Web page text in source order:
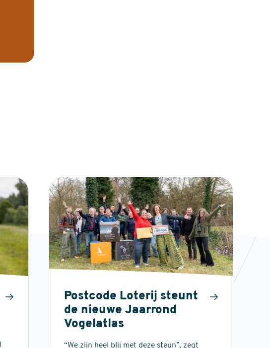
Postcode Loterij steunt
de nieuwe Jaarrond
Vogelatlas
“We zijn heel blij met deze steun”, zegt